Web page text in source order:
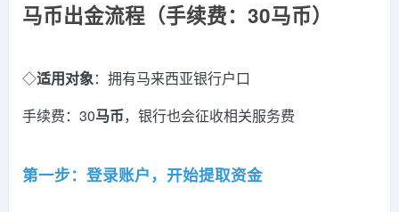
马币出金流程（手续费：30马币）
◇适用对象：拥有马来西亚银行户口
手续费：30马币，银行也会征收相关服务费
第一步：登录账户，开始提取资金